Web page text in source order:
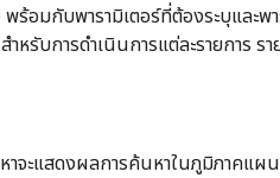
พร้อมกับพารามิเตอร์ที่ต้องระบุแล
สําหรับการดําเนินการแต่ละรายการ
หาจะแสดงผลการค้นหาในภูมิภาคแ